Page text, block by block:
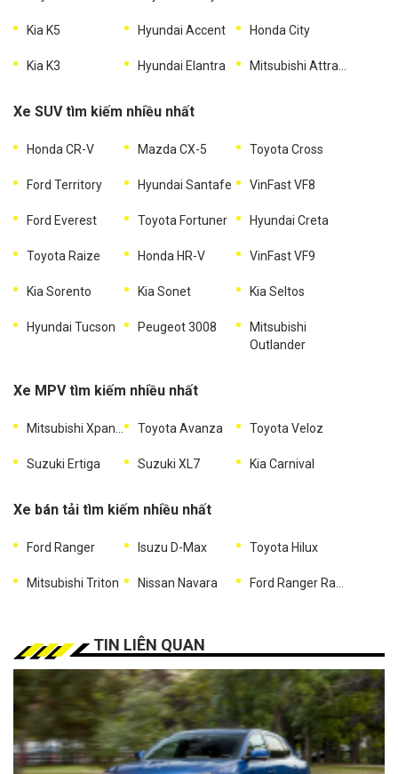
Kia K5 Hyundai Accent Honda City
Kia K3 Hyundai Elantra
Xe SUV tìm kiếm nhiều nhất
Honda CR-V Mazda CX-5 Toyota Cross
Ford Territory Hyundai Santafe VinFast VF8
Ford Everest Toyota Fortuner Hyundai Creta
Toyota Raize Honda HR-V VinFast VF9
Kia Sorento Kia Sonet Kia Seltos
Hyundai Tucson Peugeot 3008
Mitsubishi
Outlander
Xe MPV tìm kiếm nhiều nhất
Toyota Avanza Toyota Veloz
Suzuki Ertiga Suzuki XL7 Kia Carnival
Xe bán tải tìm kiếm nhiều nhất
Ford Ranger Isuzu D-Max Toyota Hilux
Mitsubishi Triton Nissan Navara
TIN LIÊN QUAN